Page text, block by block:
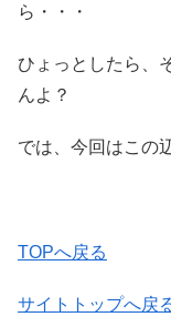
ら・・・
ひょっとしたら、
んよ？
では、今回はこの
TOPへ戻る
サイトトップへ戻